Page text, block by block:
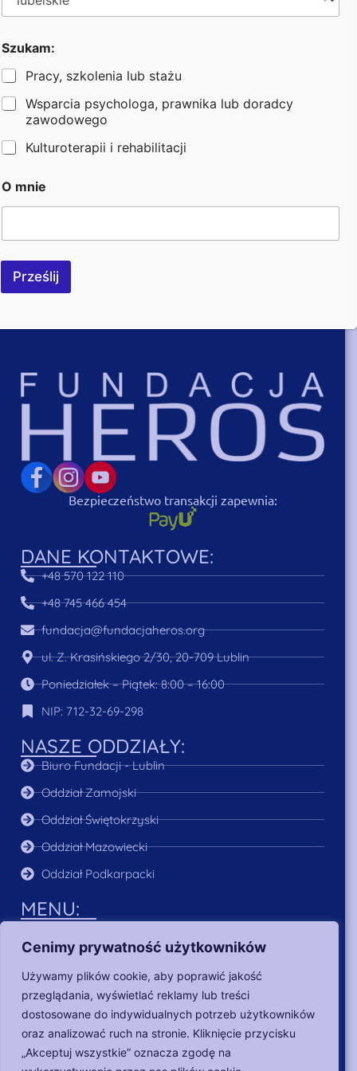
Cenimy prywatność użytkowników
Używamy plików cookie, aby poprawić jakość
przeglądania, wyświetlać reklamy lub treści
dostosowane do indywidualnych potrzeb użytkowników
oraz analizować ruch na stronie. Kliknięcie przycisku
„Akceptuj wszystkie” oznacza zgodę na
27 kwietnia 2023
Bezpieczeństwo transakcji zapewnia:
DANE KONTAKTOWE:
+48 570 122 110
+48 745 466 454
fundacja@fundacjaheros.org
ul. Z. Krasińskiego 2/30, 20-709 Lublin
Poniedziałek – Piątek: 8:00 – 16:00
NIP: 712-32-69-298
NASZE ODDZIAŁY:
Biuro Fundacji - Lublin
Oddział Zamojski
Oddział Świętokrzyski
Oddział Mazowiecki
Oddział Podkarpacki
MENU:
Aktualności
Poszukujący pracy
Dla pracodawców
Nasze działania
n
i
e
A
d
e
s
Szukam:
Pracy, szkolenia lub stażu
Wsparcia psychologa, prawnika lub doradcy
zawodowego
Kulturoterapii i rehabilitacji
O mnie
Prześlij